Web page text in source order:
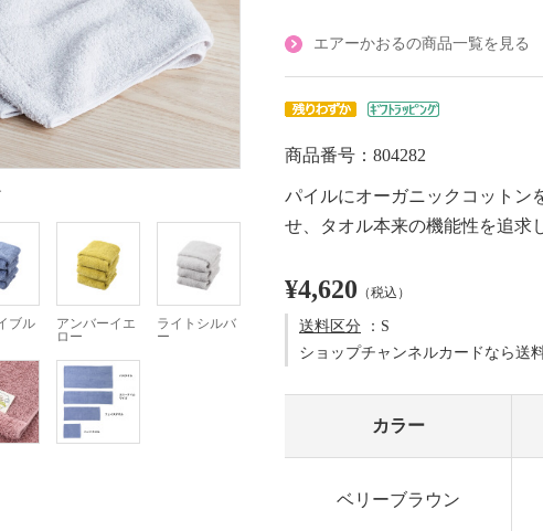
ブル
アンバーイエ
ロー
ライトシルバ
ー
エアーかおるの商品一覧を見る
商品番号：804282
パイルにオーガニックコットン
せ、タオル本来の機能性を追求
¥4,620 （税込）
送料区分 ：S
ショップチャンネルカードなら送
カラー
ベリーブラウン